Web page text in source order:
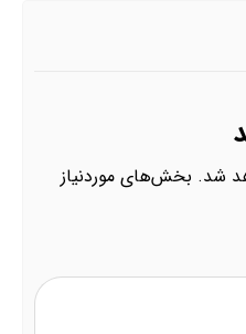
شد. بخش‌های موردنیاز